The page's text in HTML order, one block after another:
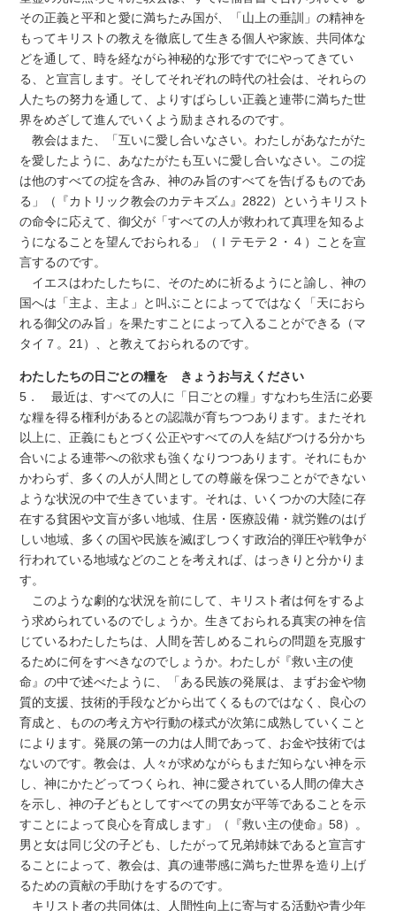
その正義と平和と愛に満ちたみ国が、「山上の垂訓」の精神を
もってキリストの教えを徹底して生きる個人や家族、共同体な
どを通して、時を経ながら神秘的な形ですでにやってきてい
る、と宣言します。そしてそれぞれの時代の社会は、それらの
人たちの努力を通して、よりすばらしい正義と連帯に満ちた世
界をめざして進んでいくよう励まされるのです。
教会はまた、「互いに愛し合いなさい。わたしがあなたがた
を愛したように、あなたがたも互いに愛し合いなさい。この掟
は他のすべての掟を含み、神のみ旨のすべてを告げるものであ
る」（『カトリック教会のカテキズム』2822）というキリスト
の命令に応えて、御父が「すべての人が救われて真理を知るよ
うになることを望んでおられる」（Ⅰテモテ２・４）ことを宣
言するのです。
イエスはわたしたちに、そのために祈るようにと諭し、神の
国へは「主よ、主よ」と叫ぶことによってではなく「天におら
れる御父のみ旨」を果たすことによって入ることができる（マ
タイ７。21）、と教えておられるのです。
わたしたちの日ごとの糧を きょうお与えください
5． 最近は、すべての人に「日ごとの糧」すなわち生活に必要
な糧を得る権利があるとの認識が育ちつつあります。またそれ
以上に、正義にもとづく公正やすべての人を結びつける分かち
合いによる連帯への欲求も強くなりつつあります。それにもか
かわらず、多くの人が人間としての尊厳を保つことができない
ような状況の中で生きています。それは、いくつかの大陸に存
在する貧困や文盲が多い地域、住居・医療設備・就労難のはげ
しい地域、多くの国や民族を滅ぼしつくす政治的弾圧や戦争が
行われている地域などのことを考えれば、はっきりと分かりま
す。
このような劇的な状況を前にして、キリスト者は何をするよ
う求められているのでしょうか。生きておられる真実の神を信
じているわたしたちは、人間を苦しめるこれらの問題を克服す
るために何をすべきなのでしょうか。わたしが『救い主の使
命』の中で述べたように、「ある民族の発展は、まずお金や物
質的支援、技術的手段などから出てくるものではなく、良心の
育成と、ものの考え方や行動の様式が次第に成熟していくこと
によります。発展の第一の力は人間であって、お金や技術では
ないのです。教会は、人々が求めながらもまだ知らない神を示
し、神にかたどってつくられ、神に愛されている人間の偉大さ
を示し、神の子どもとしてすべての男女が平等であることを示
すことによって良心を育成します」（『救い主の使命』58）。
男と女は同じ父の子ども、したがって兄弟姉妹であると宣言す
ることによって、教会は、真の連帯感に満ちた世界を造り上げ
るための貢献の手助けをするのです。
キリスト者の共同体は、人間性向上に寄与する活動や青少年